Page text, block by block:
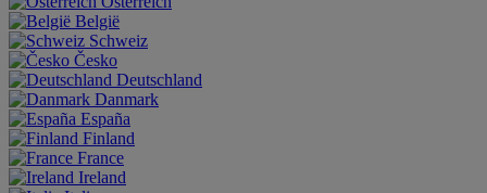
België
Schweiz
Česko
Deutschland
Danmark
España
Finland
France
Ireland